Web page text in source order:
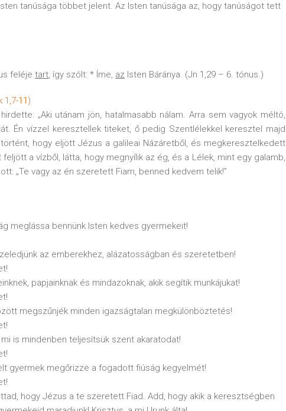
tanúsága többet jelent. Az Isten tanúsága az, hogy tanúságot tett
feléje tart, így szólt: * Íme, az Isten Báránya. (Jn 1,29 – 6. tónus.)
1,7-11)
„Aki utánam jön, hatalmasabb nálam. Arra sem vagyok méltó,
Én vízzel keresztellek titeket, ő pedig Szentlélekkel keresztel majd
hogy eljött Jézus a galileai Názáretből, és megkeresztelkedett
a vízből, látta, hogy megnyílik az ég, és a Lélek, mint egy galamb,
„Te vagy az én szeretett Fiam, benned kedvem telik!”
meglássa bennünk Isten kedves gyermekeit!
az emberekhez, alázatosságban és szeretetben!
papjainknak és mindazoknak, akik segítik munkájukat!
megszűnjék minden igazságtalan megkülönböztetés!
is mindenben teljesítsük szent akaratodat!
gyermek megőrizze a fogadott fiúság kegyelmét!
hogy Jézus a te szeretett Fiad. Add, hogy akik a keresztségben